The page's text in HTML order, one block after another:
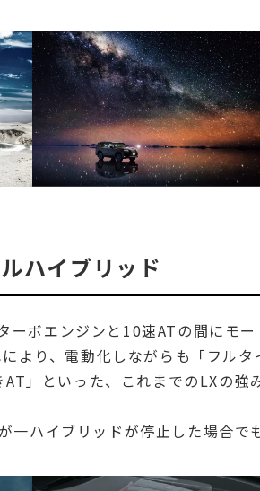
ハイブリッド
ーボエンジンと10速ATの間にモー
より、電動化しながらも「フルタ
」といった、これまでのLXの強
一ハイブリッドが停止した場合で